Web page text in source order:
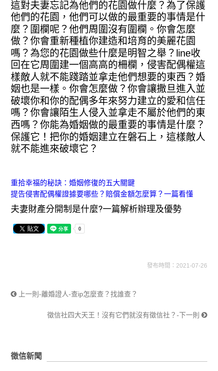
這對夫妻忘記為他們的花園做什麼？為了保護
他們的花園，他們可以做的最重要的事情是什
麼？圍欄呢？他們周圍沒有圍欄。你會怎麼
做？你會重新種植你建造和培育的美麗花園
嗎？為您的花園做些什麼是明智之舉？line收
回在它周圍建一個高高的柵欄，侵害配偶權這
樣敵人就不能踐踏並拿走他們想要的東西？婚
姻也是一樣。你會怎麼做？你會讓撒旦進入並
破壞你和你的配偶多年來努力建立的愛和信任
嗎？你會讓陌生人侵入並拿走不屬於他們的東
西嗎？你能為婚姻做的最重要的事情是什麼？
保護它！把你的婚姻建立在磐石上，這樣敵人
就不能進來破壞它？
重拾幸福的秘訣：婚姻修復的五大關鍵
提告侵害配偶權證據要哪些？賠償金額怎麼算？一篇看懂
夫妻財產分開制是什麼?一篇解析辦理及優勢
發布時間：2021-07-26
上一則-離婚證人-查ip怎麼查？找誰查？
徵信社四大天王！沒有它們就沒有徵信社？-下一則
徵信新聞